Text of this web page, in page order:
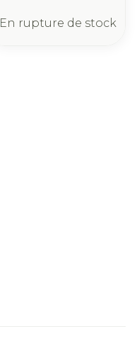
En rupture de stock